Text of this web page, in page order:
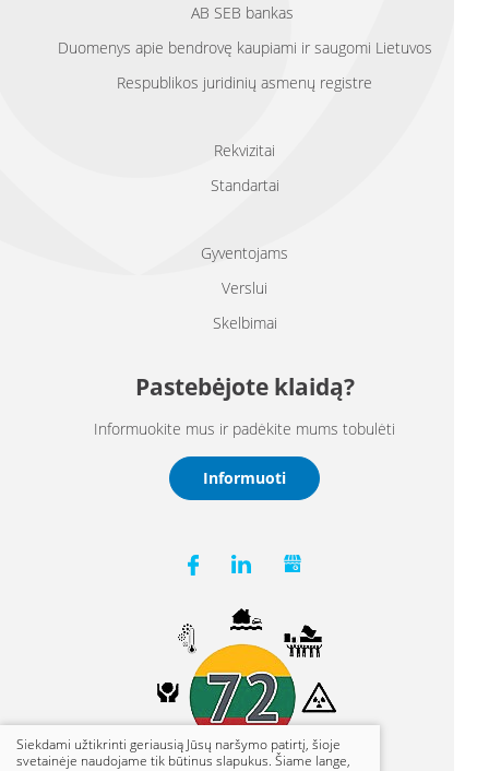
AB SEB bankas
Duomenys apie bendrovę kaupiami ir saugomi Lietuvos
Respublikos juridinių asmenų registre
Rekvizitai
Standartai
Gyventojams
Verslui
Skelbimai
Pastebėjote klaidą?
Informuokite mus ir padėkite mums tobulėti
Informuoti
Siekdami užtikrinti geriausią Jūsų naršymo patirtį, šioje
svetainėje naudojame tik būtinus slapukus. Šiame lange,